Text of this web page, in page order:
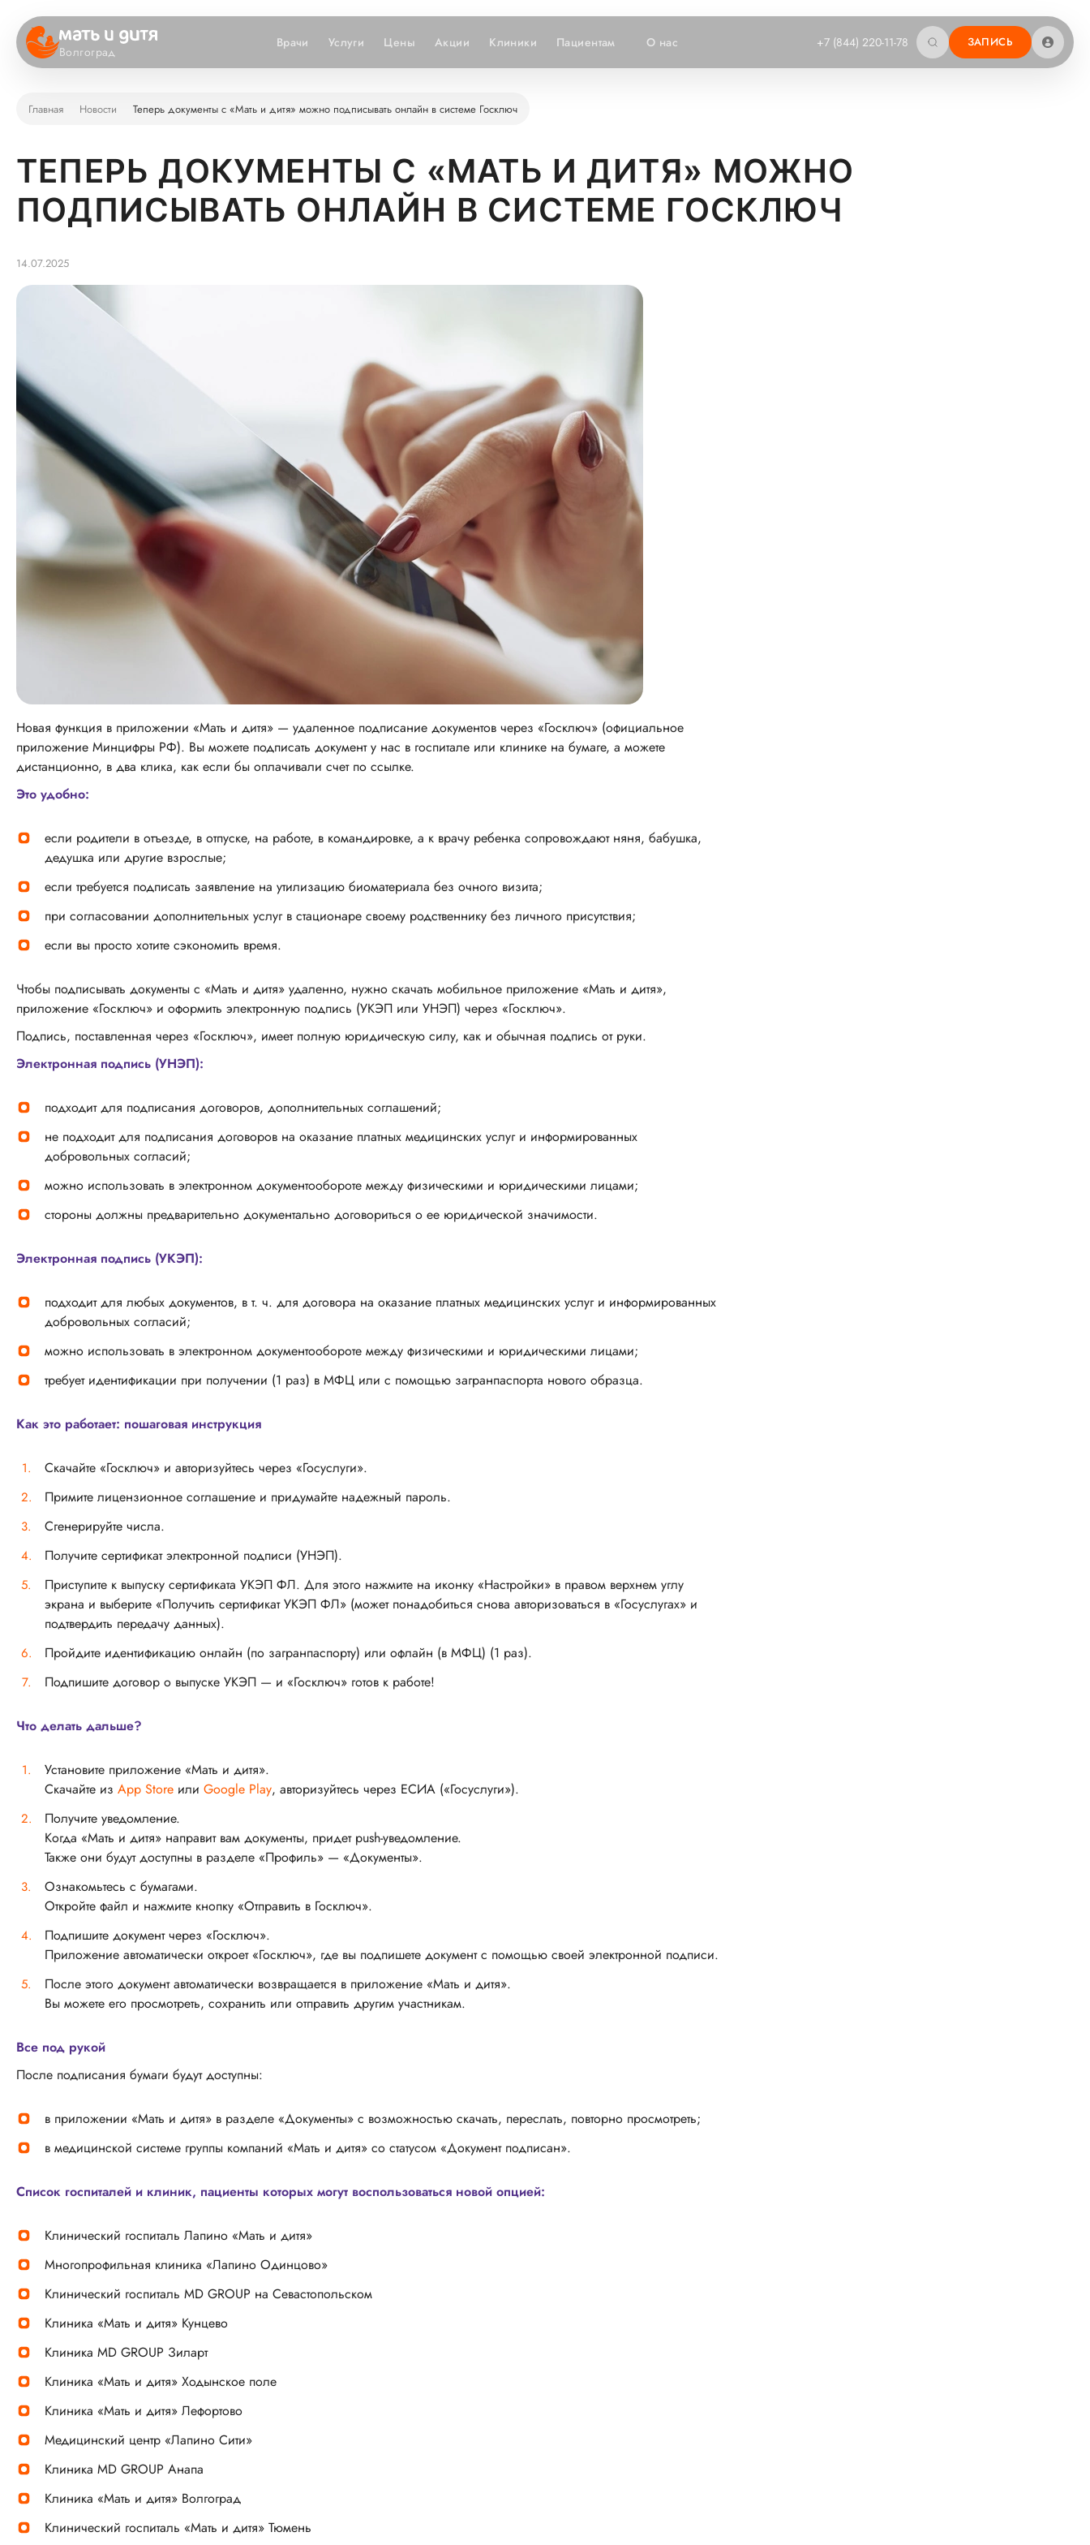
Волгоград
Врачи Услуги Цены Акции Клиники Пациентам О нас +7 (844) 220-11-78 ЗАПИСЬ
Главная Новости Теперь документы с «Мать и дитя» можно подписывать онлайн в системе Госключ
ТЕПЕРЬ ДОКУМЕНТЫ С «МАТЬ И ДИТЯ» МОЖНО
ПОДПИСЫВАТЬ ОНЛАЙН В СИСТЕМЕ ГОСКЛЮЧ
14.07.2025
Новая функция в приложении «Мать и дитя» — удаленное подписание документов через «Госключ» (официальное
приложение Минцифры РФ). Вы можете подписать документ у нас в госпитале или клинике на бумаге, а можете
дистанционно, в два клика, как если бы оплачивали счет по ссылке.
Это удобно:
если родители в отъезде, в отпуске, на работе, в командировке, а к врачу ребенка сопровождают няня, бабушка,
дедушка или другие взрослые;
если требуется подписать заявление на утилизацию биоматериала без очного визита;
при согласовании дополнительных услуг в стационаре своему родственнику без личного присутствия;
если вы просто хотите сэкономить время.
Чтобы подписывать документы с «Мать и дитя» удаленно, нужно скачать мобильное приложение «Мать и дитя»,
приложение «Госключ» и оформить электронную подпись (УКЭП или УНЭП) через «Госключ».
Подпись, поставленная через «Госключ», имеет полную юридическую силу, как и обычная подпись от руки.
Электронная подпись (УНЭП):
подходит для подписания договоров, дополнительных соглашений;
не подходит для подписания договоров на оказание платных медицинских услуг и информированных
добровольных согласий;
можно использовать в электронном документообороте между физическими и юридическими лицами;
стороны должны предварительно документально договориться о ее юридической значимости.
Электронная подпись (УКЭП):
подходит для любых документов, в т. ч. для договора на оказание платных медицинских услуг и информированных
добровольных согласий;
можно использовать в электронном документообороте между физическими и юридическими лицами;
требует идентификации при получении (1 раз) в МФЦ или с помощью загранпаспорта нового образца.
Как это работает: пошаговая инструкция
Скачайте «Госключ» и авторизуйтесь через «Госуслуги».
Примите лицензионное соглашение и придумайте надежный пароль.
Сгенерируйте числа.
Получите сертификат электронной подписи (УНЭП).
Приступите к выпуску сертификата УКЭП ФЛ. Для этого нажмите на иконку «Настройки» в правом верхнем углу
экрана и выберите «Получить сертификат УКЭП ФЛ» (может понадобиться снова авторизоваться в «Госуслугах» и
подтвердить передачу данных).
Пройдите идентификацию онлайн (по загранпаспорту) или офлайн (в МФЦ) (1 раз).
Подпишите договор о выпуске УКЭП — и «Госключ» готов к работе!
Что делать дальше?
Установите приложение «Мать и дитя».
Скачайте из App Store или Google Play, авторизуйтесь через ЕСИА («Госуслуги»).
Получите уведомление.
Когда «Мать и дитя» направит вам документы, придет push-уведомление.
Также они будут доступны в разделе «Профиль» — «Документы».
Ознакомьтесь с бумагами.
Откройте файл и нажмите кнопку «Отправить в Госключ».
Подпишите документ через «Госключ».
Приложение автоматически откроет «Госключ», где вы подпишете документ с помощью своей электронной подписи.
После этого документ автоматически возвращается в приложение «Мать и дитя».
Вы можете его просмотреть, сохранить или отправить другим участникам.
Все под рукой
После подписания бумаги будут доступны:
в приложении «Мать и дитя» в разделе «Документы» с возможностью скачать, переслать, повторно просмотреть;
в медицинской системе группы компаний «Мать и дитя» со статусом «Документ подписан».
Список госпиталей и клиник, пациенты которых могут воспользоваться новой опцией:
Клинический госпиталь Лапино «Мать и дитя»
Многопрофильная клиника «Лапино Одинцово»
Клинический госпиталь МD GROUP на Севастопольском
Клиника «Мать и дитя» Кунцево
Клиника MD GROUP Зиларт
Клиника «Мать и дитя» Ходынское поле
Клиника «Мать и дитя» Лефортово
Медицинский центр «Лапино Сити»
Клиника MD GROUP Анапа
Клиника «Мать и дитя» Волгоград
Клинический госпиталь «Мать и дитя» Тюмень